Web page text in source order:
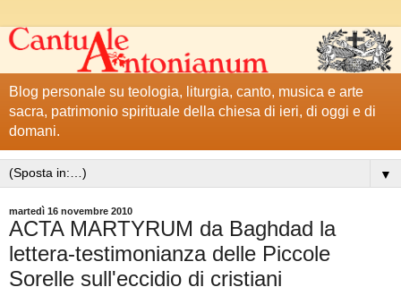
Blog personale su teologia, liturgia, canto, musica e arte
sacra, patrimonio spirituale della chiesa di ieri, di oggi e di
domani.
▼
martedì 16 novembre 2010
ACTA MARTYRUM da Baghdad la
lettera-testimonianza delle Piccole
Sorelle sull'eccidio di cristiani